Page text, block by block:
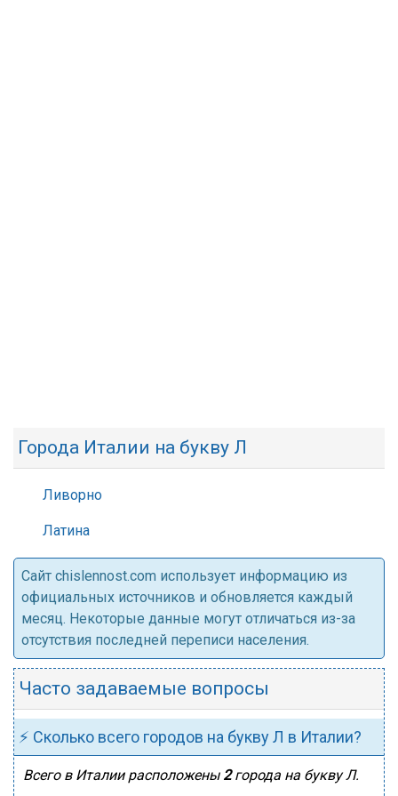
Города Италии на букву Л
Ливорно
Латина
Cайт chislennost.com использует информацию из
официальных источников и обновляется каждый
месяц. Некоторые данные могут отличаться из-за
отсутствия последней переписи населения.
Часто задаваемые вопросы
⚡ Сколько всего городов на букву Л в Италии?
Всего в Италии расположены 2города на букву Л.